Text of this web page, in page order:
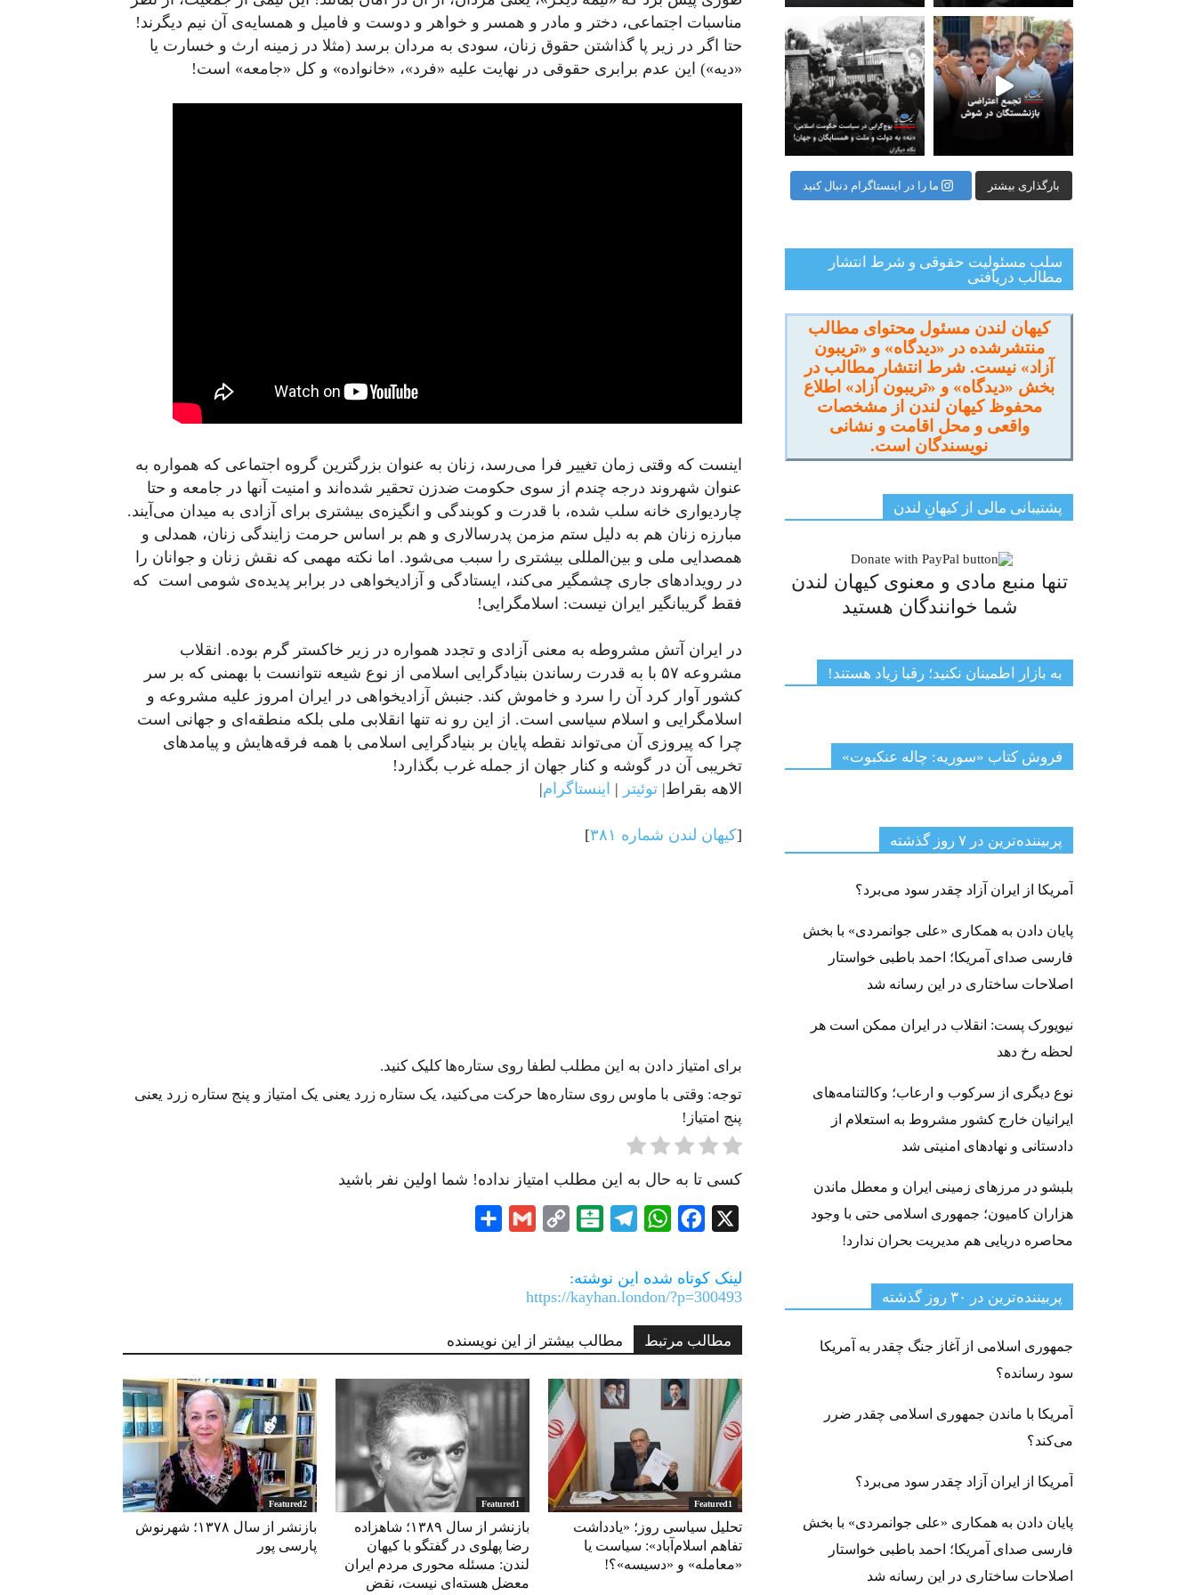
مناسبات اجتماعی، دختر و مادر و همسر و خواهر و دوست و فامیل و همسایه‌‌ی آن نیم دیگرند!
حتا اگر در زیر پا گذاشتن حقوق زنان، سودی به مردان برسد (مثلا در زمینه ارث و خسارت یا
«دیه») این عدم برابری حقوقی در نهایت علیه «فرد»، «خانواده» و کل «جامعه» است!
اینست که وقتی زمان تغییر فرا می‌رسد، زنان به عنوان بزرگترین گروه اجتماعی که همواره به
عنوان شهروند درجه چندم از سوی حکومت ضدزن تحقیر شده‌اند و امنیت آنها در جامعه و حتا
چاردیواری خانه سلب شده، با قدرت و کوبندگی و انگیزه‌ی بیشتری برای آزادی به میدان می‌آیند.
مبارزه زنان هم به دلیل ستم مزمن پدرسالاری و هم بر اساس حرمت زایندگی زنان، همدلی و
همصدایی ملی و بین‌المللی بیشتری را سبب می‌شود. اما نکته مهمی که نقش زنان و جوانان را
در رویدادهای جاری چشمگیر می‌کند، ایستادگی و آزادیخواهی در برابر پدیده‌ی شومی است که
فقط گریبانگیر ایران نیست: اسلامگرایی!
در ایران آتش مشروطه به معنی آزادی و تجدد همواره در زیر خاکستر گرم بوده. انقلاب
مشروعه ۵۷ با به قدرت رساندن بنیادگرایی اسلامی از نوع شیعه نتوانست با بهمنی که بر سر
کشور آوار کرد آن را سرد و خاموش کند. جنبش آزادیخواهی در ایران امروز علیه مشروعه و
اسلامگرایی و اسلام سیاسی است. از این رو نه تنها انقلابی ملی بلکه منطقه‌ای و جهانی است
چرا که پیروزی آن می‌‌تواند نقطه پایان بر بنیادگرایی اسلامی با همه فرقه‌هایش و پیامدهای
تخریبی آن در گوشه و کنار جهان از جمله غرب بگذارد!
الاهه بقراط| توئیتر | اینستاگرام|
[کیهان لندن شماره ۳۸۱ ]
برای امتیاز دادن به این مطلب لطفا روی ستاره‌ها کلیک کنید.
توجه: وقتی با ماوس روی ستاره‌ها حرکت می‌کنید، یک ستاره زرد یعنی یک امتیاز و پنج ستاره زرد یعنی
پنج امتیاز!
کسی تا به حال به این مطلب امتیاز نداده! شما اولین نفر باشید
X
Facebook
WhatsApp
Telegram
Balatarin
Copy
Gmail
لینک کوتاه شده این نوشته:
https://kayhan.london/?p=300493
مطالب مرتبط مطالب بیشتر از این نویسنده
Featured2
بازنشر از سال ۱۳۷۸؛ شهرنوش
پارسی پور
Featured1
بازنشر از سال ۱۳۸۹؛ شاهزاده
رضا پهلوی در گفتگو با کیهان
لندن: مسئله محوری مردم ایران
معضل هسته‌ای نیست، نقض
Featured1
تحلیل سیاسی روز؛ «یادداشت
تفاهم اسلام‌آباد»: سیاست یا
«معامله» و «دسیسه»؟!
‏‏‏ ‏‏ ‏ پوچ‌گرایی در سیاست حکومت اسلامی؛ «نه» به
بارگذاری بیشتر ما را در اینستاگرام دنبال کنید
سلب مسئولیت حقوقی و شرط انتشار
مطالب دریافتی
کیهان لندن مسئول محتوای مطالب
منتشرشده در «دیدگاه» و «تریبون
آزاد» نیست. شرط انتشار مطالب در
بخش «دیدگاه» و «تریبون آزاد» اطلاع
محفوظ کیهان لندن از مشخصات
واقعی و محل اقامت و نشانی
نویسندگان است.
پشتیبانی مالی از کیهانِ لندن
تنها منبع مادی و معنوی کیهان لندن
شما خوانندگان هستید
به بازار اطمینان نکنید؛ رقبا زیاد هستند!
فروش کتاب «سوریه: چاله عنکبوت»
پربیننده‌ترین‌ در ۷ روز گذشته
آمریکا از ایران آزاد چقدر سود می‌برد؟
پایان دادن به همکاری «علی جوانمردی» با بخش
فارسی صدای آمریکا؛ احمد باطبی خواستار
اصلاحات ساختاری در این رسانه شد
نیویورک پست: انقلاب در ایران ممکن است هر
لحظه رخ دهد
نوع دیگری از سرکوب و ارعاب؛ وکالتنامه‌های
ایرانیان خارج کشور مشروط به استعلام از
دادستانی و نهادهای امنیتی شد
بلبشو در مرزهای زمینی ایران و معطل ماندن
هزاران کامیون؛ جمهوری اسلامی حتی با وجود
محاصره دریایی هم مدیریت بحران ندارد!
پربیننده‌ترین‌ در ۳۰ روز گذشته
جمهوری اسلامی از آغاز جنگ چقدر به آمریکا
سود رسانده؟
آمریکا با ماندن جمهوری اسلامی چقدر ضرر
می‌کند؟
آمریکا از ایران آزاد چقدر سود می‌برد؟
پایان دادن به همکاری «علی جوانمردی» با بخش
فارسی صدای آمریکا؛ احمد باطبی خواستار
اصلاحات ساختاری در این رسانه شد